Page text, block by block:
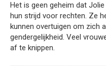
Het is geen geheim dat
hun strijd voor rechten. Ze
kunnen overtuigen om zich
gendergelijkheid. Veel
af te knippen.